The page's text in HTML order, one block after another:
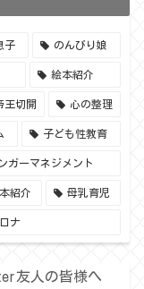
子 のんびり娘
絵本紹介
王切開 心の整理
子ども性教育
ガーマネジメント
本紹介 母乳育児
ナ
友人の皆様へ